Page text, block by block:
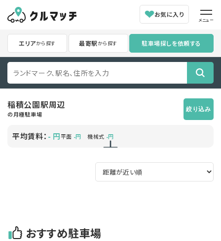
エリアから探す 最寄駅から探す
お気に入り
駐車場探しを依頼する
メニュー
稲積公園駅周辺
の月極駐車場
絞り込み
平均賃料： - 円平面 -円 機械式 -円
おすすめ駐車場